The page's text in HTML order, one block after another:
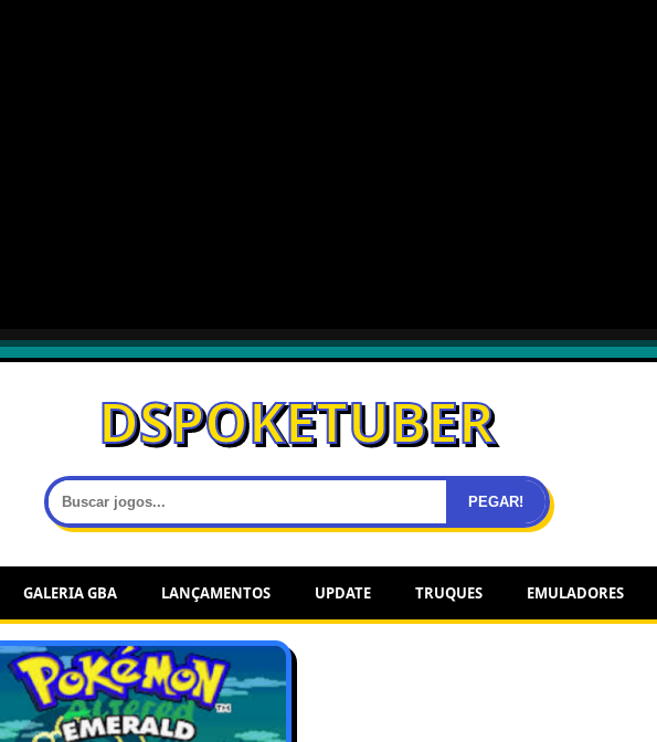
DSPOKETUBER
PEGAR!
GALERIA GBA LANÇAMENTOS UPDATE TRUQUES EMULADORES